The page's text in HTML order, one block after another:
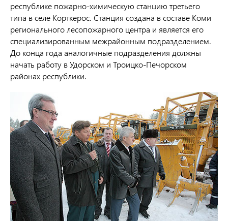
республике пожарно-химическую станцию третьего
типа в селе Корткерос. Станция создана в составе Коми
регионального лесопожарного центра и является его
специализированным межрайонным подразделением.
До конца года аналогичные подразделения должны
начать работу в Удорском и Троицко-Печорском
районах республики.